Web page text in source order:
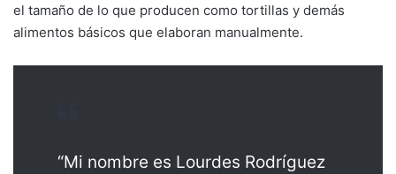
el tamaño de lo que producen como tortillas y demás
alimentos básicos que elaboran manualmente.
“Mi nombre es Lourdes Rodríguez